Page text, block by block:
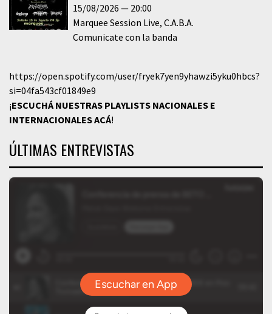
15/08/2026
20:00
Marquee Session Live C.A.B.A.
Comunicate con la banda
https://open.spotify.com/user/fryek7yen9yhawzi5yku0hbcs?
si=04fa543cf01849e9
¡ESCUCHÁ NUESTRAS PLAYLISTS NACIONALES E
INTERNACIONALESACÁ!
ÚLTIMAS ENTREVISTAS